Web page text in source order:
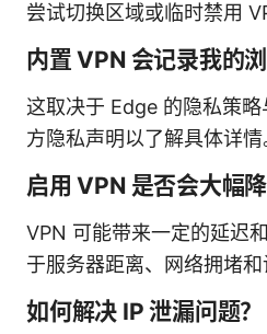
尝试切换区域或临时禁用
内置 VPN 会记录我的浏
这取决于 Edge 的隐私策
方隐私声明以了解具体详情
启用 VPN 是否会大幅
VPN 可能带来一定的延迟
于服务器距离、网络拥堵和
如何解决 IP 泄漏问题？